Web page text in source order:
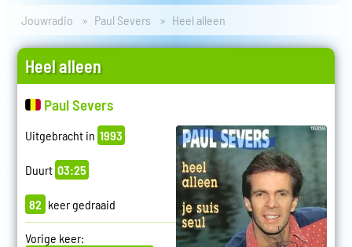
Jouwradio Paul Severs Heel alleen
Heel alleen
Paul Severs
Uitgebracht in 1993
Duurt 03:25
82 keer gedraaid
Vorige keer: